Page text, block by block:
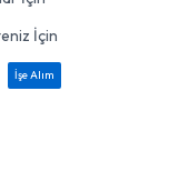
İçin
İşe Alım